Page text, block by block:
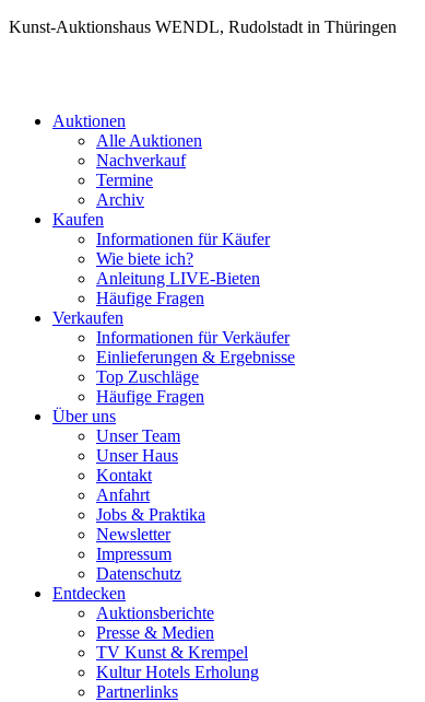
Kunst-Auktionshaus WENDL, Rudolstadt in Thüringen
Auktionen
Alle Auktionen
Nachverkauf
Termine
Archiv
Kaufen
Informationen für Käufer
Wie biete ich?
Anleitung LIVE-Bieten
Häufige Fragen
Verkaufen
Informationen für Verkäufer
Einlieferungen & Ergebnisse
Top Zuschläge
Häufige Fragen
Über uns
Unser Team
Unser Haus
Kontakt
Anfahrt
Jobs & Praktika
Newsletter
Impressum
Datenschutz
Entdecken
Auktionsberichte
Presse & Medien
TV Kunst & Krempel
Kultur Hotels Erholung
Partnerlinks